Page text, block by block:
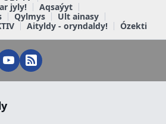
jyly!
Aqsaýyt
Qylmys
Ult ainasy
Aityldy - oryndaldy! Ózekti